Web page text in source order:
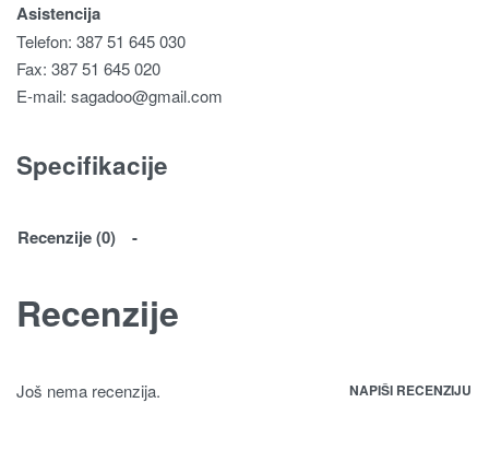
Asistencija
Telefon: 387 51 645 030
Fax: 387 51 645 020
E-mail: sagadoo@gmail.com
Specifikacije
Recenzije (0)
Recenzije
Još nema recenzija. NAPIŠI RECENZIJU